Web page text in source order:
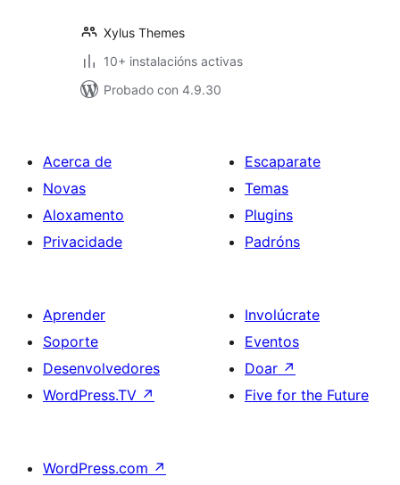
Xylus Themes
10+ instalacións activas
Probado con 4.9.30
Acerca de
Novas
Aloxamento
Privacidade
Escaparate
Temas
Plugins
Padróns
Aprender
Soporte
Desenvolvedores
WordPress.TV ↗
Involúcrate
Eventos
Doar ↗
Five for the Future
WordPress.com ↗